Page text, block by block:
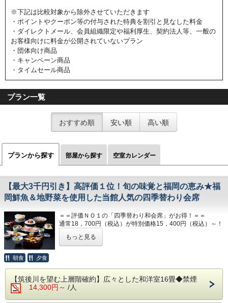
※下記は比較対象から除外させていただきます
・ポイントやクーポン等の付与された特典を割引と見なした料金
・ダイレクトメール、会員組織限定や福利厚生、契約法人等、一般の
お客様向けに料金が公開されていないプラン
・団体向け商品
・キャンペーン商品
・タイムセール商品
プラン一覧
おすすめ順 安い順 高い順
プランから探す 部屋から探す 空室カレンダー
【最大3千円引き】高評価１位！旬の味覚と福岡の恵み★福
岡鮮魚＆地野菜を使用した当館人気の四季替わり会席
＝＝評価ＮＯ１の「四季替わり和会席」がお得！＝＝
通常18，700円（税込）が特別価格15，400円（税込）～！
※表示価格は一例です。シーズンにより料金は異なります。
■夕食
地元の野菜や旬の素材をふんだんに使用した当館人気の四季
もっと見る
朝食 夕食
【筑後川を望む上層階確約】広々とした和洋室16畳◆禁煙
14,300円～ /人